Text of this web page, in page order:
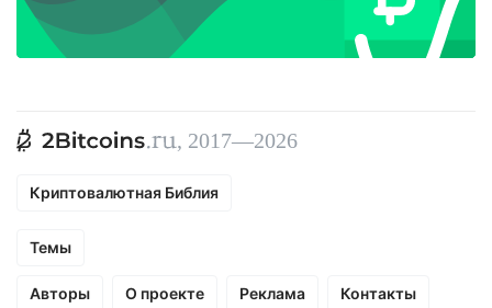
, 2017—2026
Криптовалютная Библия
Темы
Авторы О проекте Реклама Контакты